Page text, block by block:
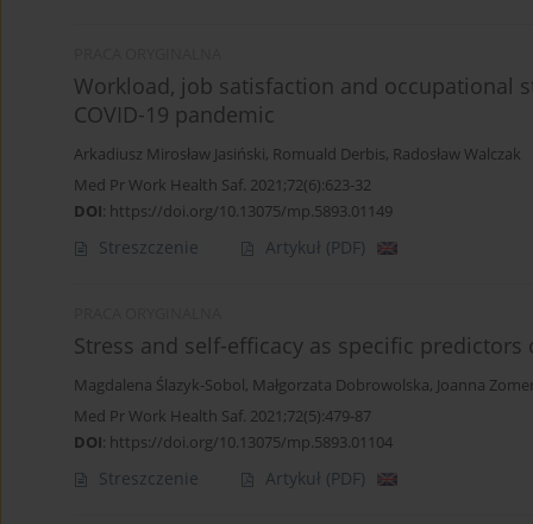
Workload, job satisfaction and occupational
COVID-19 pandemic
Arkadiusz Mirosław Jasiński, Romuald Derbis, Radosław Walczak
Med Pr Work Health Saf. 2021;72(6):623-32
DOI: https://doi.org/10.13075/mp.5893.01149
Streszczenie Artykuł (PDF)
Stress and self-efficacy as specific
Magdalena Ślazyk-Sobol, Małgorzata Dobrowolska, Joanna
Med Pr Work Health Saf. 2021;72(5):479-87
DOI: https://doi.org/10.13075/mp.5893.01104
Streszczenie Artykuł (PDF)